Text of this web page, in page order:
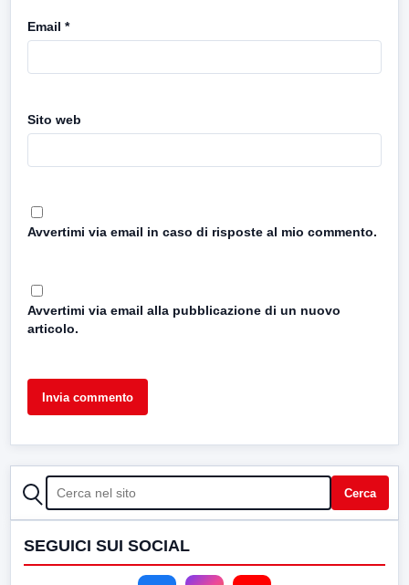
Email *
Sito web
Avvertimi via email in caso di risposte al mio commento.
Avvertimi via email alla pubblicazione di un nuovo
articolo.
CERCA Cerca
SEGUICI SUI SOCIAL